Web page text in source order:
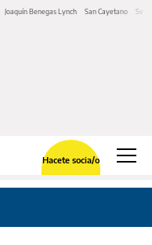
Joaquín Benegas Lynch San Cayetano
Hacete socia/o